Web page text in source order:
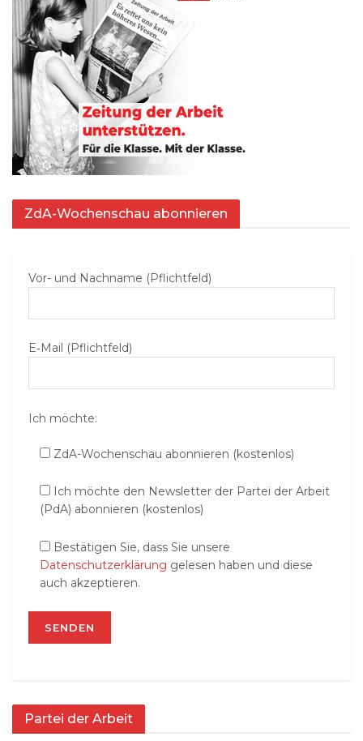
ZdA-Wochenschau abonnieren
Vor- und Nachname (Pflichtfeld)
E‑Mail (Pflichtfeld)
Ich möchte:
ZdA-Wochenschau abonnieren (kostenlos)
Ich möchte den Newsletter der Partei der Arbeit
(PdA) abonnieren (kostenlos)
Bestätigen Sie, dass Sie unsere
Datenschutzerklärung gelesen haben und diese
auch akzeptieren.
Partei der Arbeit